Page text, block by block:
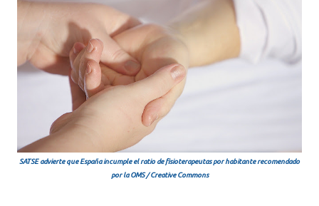
SATSE advierte que España incumple el ratio de fisioterapeutas por habitante recomendado
por la OMS / Creative Commons